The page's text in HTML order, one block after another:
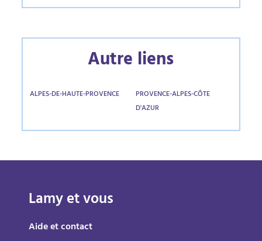
Autre liens
ALPES-DE-HAUTE-PROVENCE
PROVENCE-ALPES-CÔTE
D'AZUR
Lamy et vous
Aide et contact